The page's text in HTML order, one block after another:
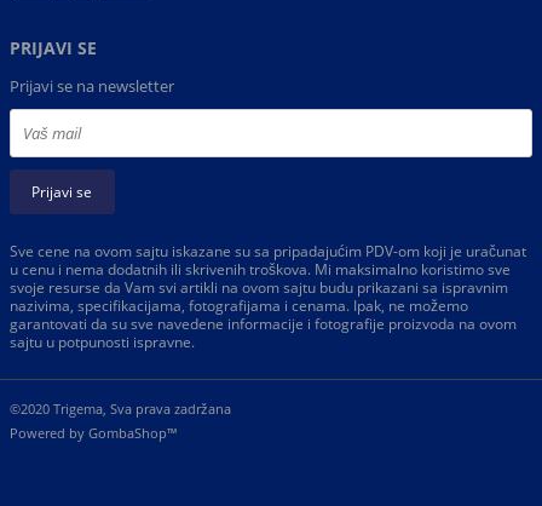
PRIJAVI SE
Prijavi se na newsletter
Prijavi se
Sve cene na ovom sajtu iskazane su sa pripadajućim PDV-om koji je uračunat
u cenu i nema dodatnih ili skrivenih troškova. Mi maksimalno koristimo sve
svoje resurse da Vam svi artikli na ovom sajtu budu prikazani sa ispravnim
nazivima, specifikacijama, fotografijama i cenama. Ipak, ne možemo
garantovati da su sve navedene informacije i fotografije proizvoda na ovom
sajtu u potpunosti ispravne.
©2020 Trigema, Sva prava zadržana
Powered by GombaShop™